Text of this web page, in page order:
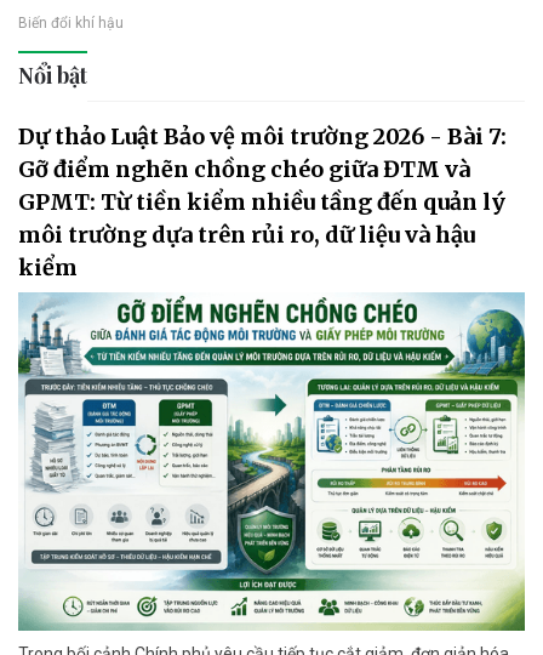
Biến đổi khí hậu
Nổi bật
Dự thảo Luật Bảo vệ môi trường 2026 - Bài 7:
Gỡ điểm nghẽn chồng chéo giữa ĐTM và
GPMT: Từ tiền kiểm nhiều tầng đến quản lý
môi trường dựa trên rủi ro, dữ liệu và hậu
kiểm